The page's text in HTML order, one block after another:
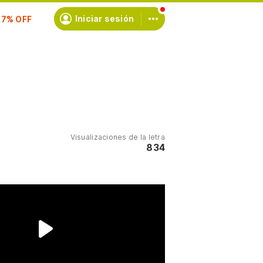
Iniciar sesión
Visualizaciones de la letra
834